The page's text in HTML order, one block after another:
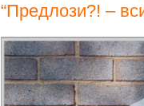
“Предлози?! –